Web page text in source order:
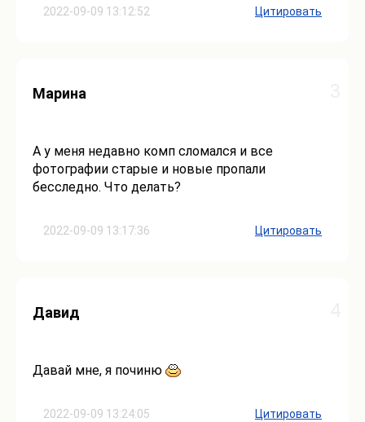
2022-09-09 13:12:52 Цитировать
2022-09-09 13:17:36
Марина
А у меня недавно комп сломался и все
фотографии старые и новые пропали
бесследно. Что делать?
Цитировать
2022-09-09 13:24:05
Давид
Давай мне, я починю
Цитировать